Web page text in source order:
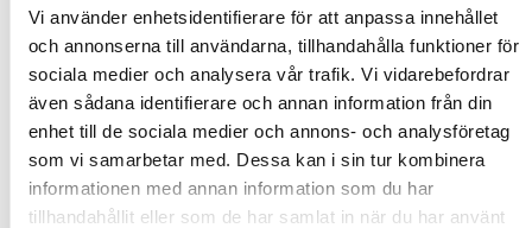
Vi använder enhetsidentifierare för att anpassa innehållet
och annonserna till användarna, tillhandahålla funktioner för
sociala medier och analysera vår trafik. Vi vidarebefordrar
även sådana identifierare och annan information från din
enhet till de sociala medier och annons- och analysföretag
som vi samarbetar med. Dessa kan i sin tur kombinera
informationen med annan information som du har
tillhandahållit eller som de har samlat in när du har använt
Passar till följande bilmodeller:
Lancia Y10 (01/1993/1999)